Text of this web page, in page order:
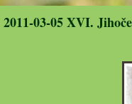
2011-03-05 XVI.